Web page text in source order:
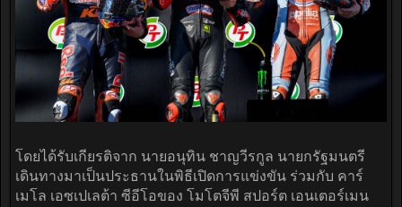
โดยได้รับเกียรติจาก นายอนุทิน ชาญวีรกูล นายกรัฐมนตรี
เดินทางมาเป็นประธานในพิธีเปิดการแข่งขัน ร่วมกับ คาร์
เมโล เอซเปเลต้า ซีอีโอของ โมโตจีพี สปอร์ต เอนเตอร์เมน